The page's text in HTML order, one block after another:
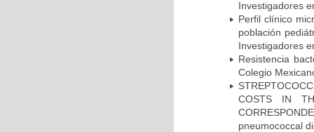
Investigadores
Perfil clínico
población
Investigadores
Resistencia
Colegio
COSTS IN
pneumococcal